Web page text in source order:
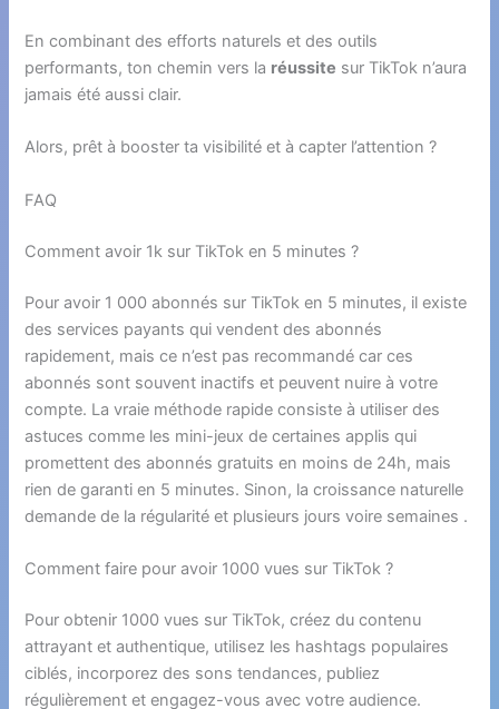
En combinant des efforts naturels et des outils
performants, ton chemin vers la réussite sur TikTok n’aura
jamais été aussi clair.
Alors, prêt à booster ta visibilité et à capter l’attention ?
FAQ
Comment avoir 1k sur TikTok en 5 minutes ?
Pour avoir 1 000 abonnés sur TikTok en 5 minutes, il existe
des services payants qui vendent des abonnés
rapidement, mais ce n’est pas recommandé car ces
abonnés sont souvent inactifs et peuvent nuire à votre
compte. La vraie méthode rapide consiste à utiliser des
astuces comme les mini-jeux de certaines applis qui
promettent des abonnés gratuits en moins de 24h, mais
rien de garanti en 5 minutes. Sinon, la croissance naturelle
demande de la régularité et plusieurs jours voire semaines .
Comment faire pour avoir 1000 vues sur TikTok ?
Pour obtenir 1000 vues sur TikTok, créez du contenu
attrayant et authentique, utilisez les hashtags populaires
ciblés, incorporez des sons tendances, publiez
régulièrement et engagez-vous avec votre audience.